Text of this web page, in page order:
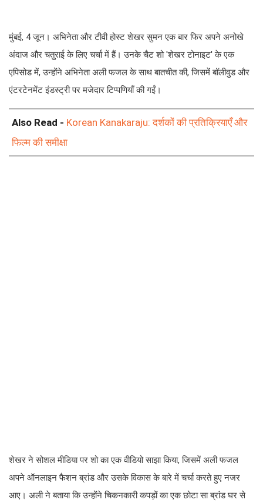
मुंबई, 4 जून। अभिनेता और टीवी होस्ट शेखर सुमन एक बार फिर अपने अनोखे
अंदाज और चतुराई के लिए चर्चा में हैं। उनके चैट शो 'शेखर टोनाइट' के एक
एपिसोड में, उन्होंने अभिनेता अली फजल के साथ बातचीत की, जिसमें बॉलीवुड और
एंटरटेनमेंट इंडस्ट्री पर मजेदार टिप्पणियाँ की गईं।
Also Read - Korean Kanakaraju: दर्शकों की प्रतिक्रियाएँ और
फिल्म की समीक्षा
शेखर ने सोशल मीडिया पर शो का एक वीडियो साझा किया, जिसमें अली फजल
अपने ऑनलाइन फैशन ब्रांड और उसके विकास के बारे में चर्चा करते हुए नजर
आए। अली ने बताया कि उन्होंने चिकनकारी कपड़ों का एक छोटा सा ब्रांड घर से